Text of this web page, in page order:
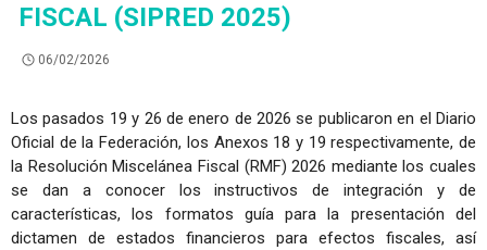
FISCAL (SIPRED 2025)
06/02/2026
Los pasados 19 y 26 de enero de 2026 se publicaron en el Diario
Oficial de la Federación, los Anexos 18 y 19 respectivamente, de
la Resolución Miscelánea Fiscal (RMF) 2026 mediante los cuales
se dan a conocer los instructivos de integración y de
características, los formatos guía para la presentación del
dictamen de estados financieros para efectos fiscales, así